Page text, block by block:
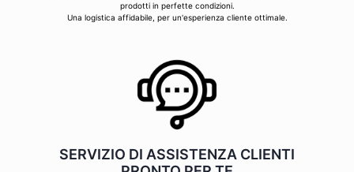
prodotti in perfette condizioni.
Una logistica affidabile, per un'esperienza cliente ottimale.
SERVIZIO DI ASSISTENZA CLIENTI